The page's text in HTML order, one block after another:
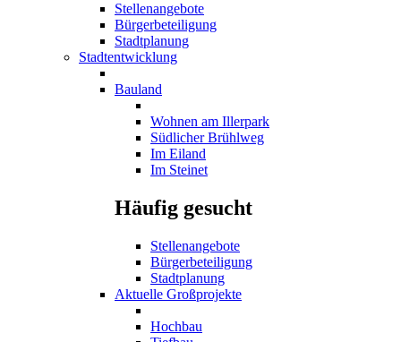
Stellenangebote
Bürgerbeteiligung
Stadtplanung
Stadtentwicklung
Bauland
Wohnen am Illerpark
Südlicher Brühlweg
Im Eiland
Im Steinet
Häufig gesucht
Stellenangebote
Bürgerbeteiligung
Stadtplanung
Aktuelle Großprojekte
Hochbau